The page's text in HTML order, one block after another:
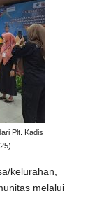
Plt. Kadis
kelurahan,
melalui